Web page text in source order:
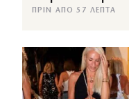
ΠΡΙΝ ΑΠΌ 57 ΛΕΠΤΆ